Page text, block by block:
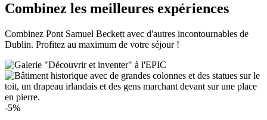
Combinez les meilleures expériences
Combinez Pont Samuel Beckett avec d'autres incontournables de
Dublin. Profitez au maximum de votre séjour !
-5%